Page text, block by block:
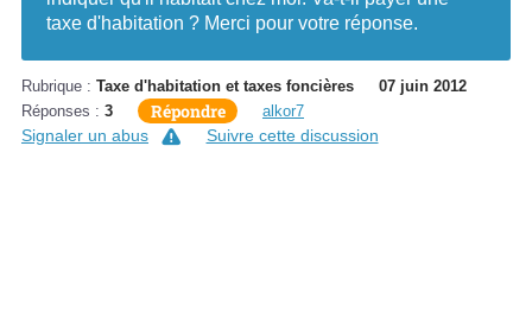
taxe d'habitation ? Merci pour votre réponse.
Rubrique : Taxe d'habitation et taxes foncières
07 juin 2012
Réponses : 3 Répondre alkor7
Signaler un abus Suivre cette discussion